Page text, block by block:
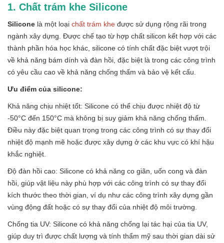
1. Chất trám khe Silicone
Silicone là một loại chất trám khe được sử dụng rộng rãi trong
ngành xây dựng. Được chế tạo từ hợp chất silicon kết hợp với các
thành phần hóa học khác, silicone có tính chất đặc biệt vượt trội
về khả năng bám dính và đàn hồi, đặc biệt là trong các công trình
có yêu cầu cao về khả năng chống thấm và bảo vệ kết cấu.
Ưu điểm của silicone:
Khả năng chịu nhiệt tốt: Silicone có thể chịu được nhiệt độ từ
-50°C đến 150°C mà không bị suy giảm khả năng chống thấm.
Điều này đặc biệt quan trọng trong các công trình có sự thay đổi
nhiệt độ mạnh mẽ hoặc được xây dựng ở các khu vực có khí hậu
khắc nghiệt.
Độ đàn hồi cao: Silicone có khả năng co giãn, uốn cong và đàn
hồi, giúp vật liệu này phù hợp với các công trình có sự thay đổi
kích thước theo thời gian, ví dụ như các công trình xây dựng gần
vùng động đất hoặc có sự thay đổi của nhiệt độ môi trường.
Chống tia UV: Silicone có khả năng chống lại tác hại của tia UV,
giúp duy trì được chất lượng và tính thẩm mỹ sau thời gian dài sử